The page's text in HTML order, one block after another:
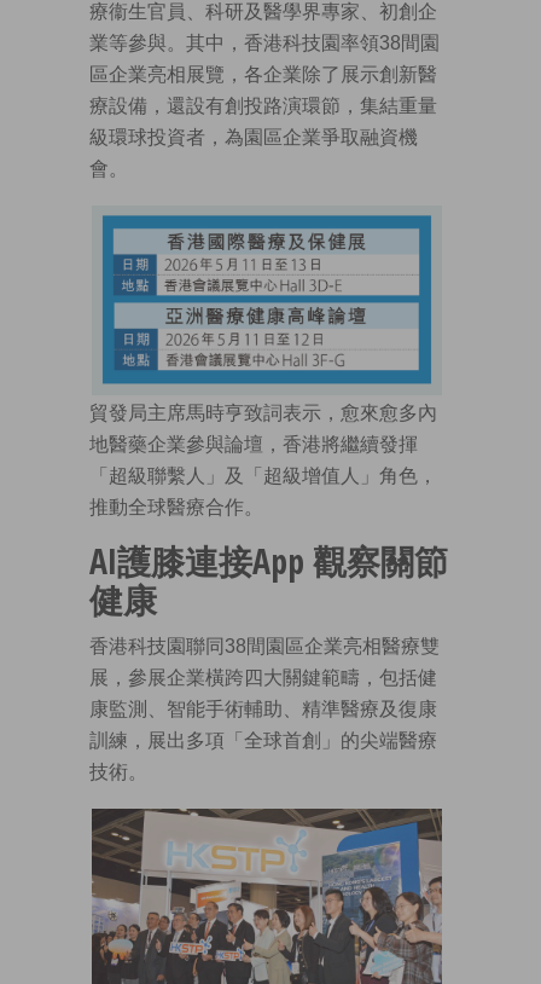
療衞生官員、科研及醫學界專家、初創企
業等參與。其中，香港科技園率領38間園
區企業亮相展覽，各企業除了展示創新醫
療設備，還設有創投路演環節，集結重量
級環球投資者，為園區企業爭取融資機
會。
貿發局主席馬時亨致詞表示，愈來愈多內
地醫藥企業參與論壇，香港將繼續發揮
「超級聯繫人」及「超級增值人」角色，
推動全球醫療合作。
AI護膝連接App 觀察關節
健康
香港科技園聯同38間園區企業亮相醫療雙
展，參展企業橫跨四大關鍵範疇，包括健
康監測、智能手術輔助、精準醫療及復康
訓練，展出多項「全球首創」的尖端醫療
技術。